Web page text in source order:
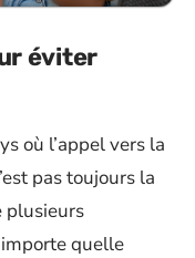
éviter
où l’appel vers la
pas toujours la
plusieurs
quelle